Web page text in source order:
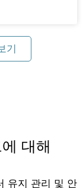
기
대해
유지 관리 및 안